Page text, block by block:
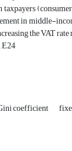
in middle-
the VAT
coefficient